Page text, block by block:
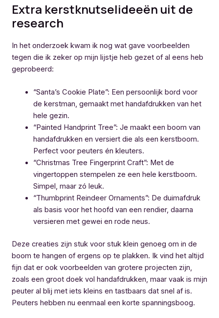
Extra kerstknutselideeën uit de
research
In het onderzoek kwam ik nog wat gave voorbeelden
tegen die ik zeker op mijn lijstje heb gezet of al eens heb
geprobeerd:
“Santa’s Cookie Plate”: Een persoonlijk bord voor
de kerstman, gemaakt met handafdrukken van het
hele gezin.
“Painted Handprint Tree”: Je maakt een boom van
handafdrukken en versiert die als een kerstboom.
Perfect voor peuters én kleuters.
“Christmas Tree Fingerprint Craft”: Met de
vingertoppen stempelen ze een hele kerstboom.
Simpel, maar zó leuk.
“Thumbprint Reindeer Ornaments”: De duimafdruk
als basis voor het hoofd van een rendier, daarna
versieren met gewei en rode neus.
Deze creaties zijn stuk voor stuk klein genoeg om in de
boom te hangen of ergens op te plakken. Ik vind het altijd
fijn dat er ook voorbeelden van grotere projecten zijn,
zoals een groot doek vol handafdrukken, maar vaak is mijn
peuter al blij met iets kleins en tastbaars dat snel af is.
Peuters hebben nu eenmaal een korte spanningsboog.